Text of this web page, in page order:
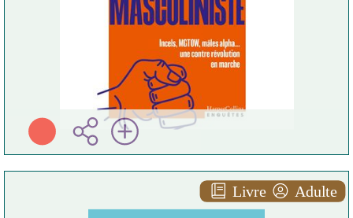
Livre Adulte
L' attachement